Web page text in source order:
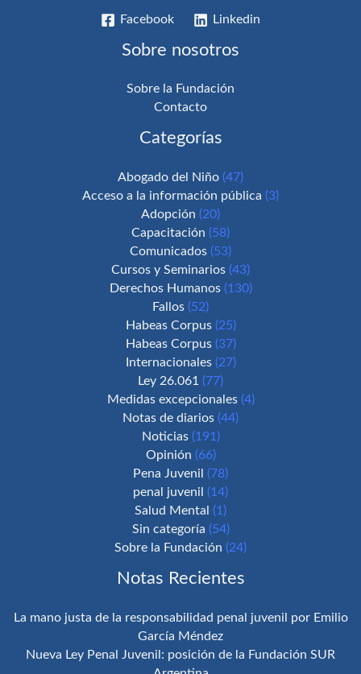
Facebook Linkedin
Sobre nosotros
Sobre la Fundación
Contacto
Categorías
Abogado del Niño (47)
Acceso a la información pública (3)
Adopción (20)
Capacitación (58)
Comunicados (53)
Cursos y Seminarios (43)
Derechos Humanos(130)
Fallos (52)
Habeas Corpus(25)
Habeas Corpus(37)
Internacionales(27)
Ley 26.061 (77)
Medidas excepcionales(4)
Notas de diarios (44)
Noticias(191)
Opinión (66)
Pena Juvenil (78)
penal juvenil (14)
Salud Mental (1)
Sin categoría (54)
Sobre la Fundación (24)
Notas Recientes
La mano justa de la responsabilidad penal juvenil por Emilio
García Méndez
Nueva Ley Penal Juvenil: posición de la Fundación SUR